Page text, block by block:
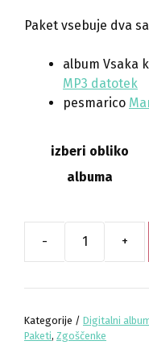
Paket vsebuje dva
album Vsaka
MP3 datotek
pesmarico
izberi obliko
albuma
- +
Kategorije / Digitalni
Paketi, Zgoščenke